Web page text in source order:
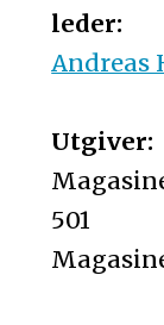
leder:
Andreas
Utgiver:
501